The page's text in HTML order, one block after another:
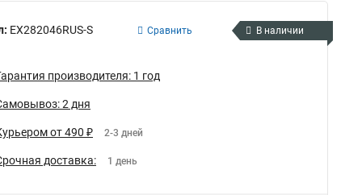
EX282046RUS-S Сравнить В наличии
производителя: 1 год
2 дня
от 490 ₽ 2-3 дней
доставка: 1 день